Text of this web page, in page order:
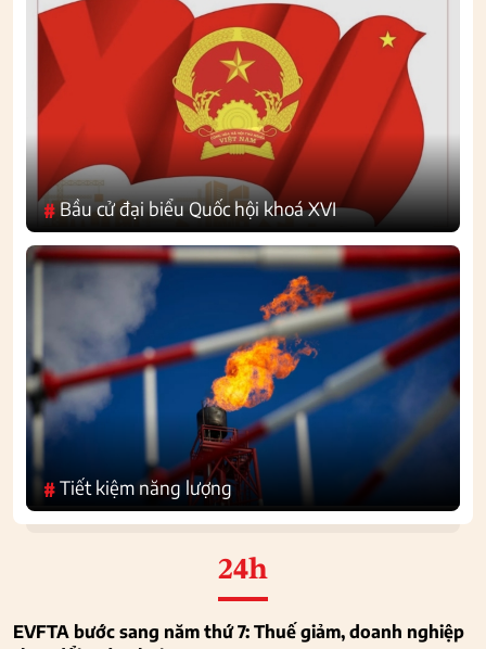
#Bầu cử đại biểu Quốc hội khoá XVI
#Tiết kiệm năng lượng
24h
EVFTA bước sang năm thứ 7: Thuế giảm, doanh nghiệp